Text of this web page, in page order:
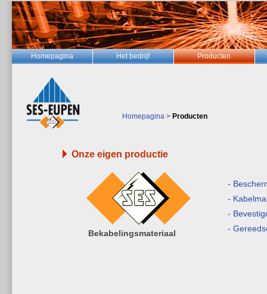
Homepagina Het bedrijf Producten
Homepagina > Producten
Onze eigen productie
Bekabelingsmateriaal
-
-
-
-